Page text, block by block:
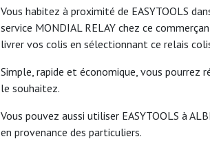
Vous habitez à proximité de EASYTOOLS
service MONDIAL RELAY chez ce
livrer vos colis en sélectionnant ce relais
Simple, rapide et économique, vous pourrez
le souhaitez.
Vous pouvez aussi utiliser EASYTOOLS à
en provenance des particuliers.